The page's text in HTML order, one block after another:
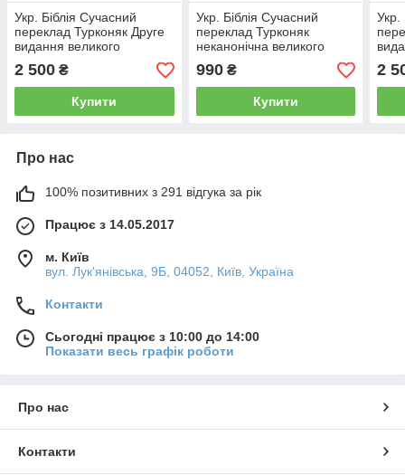
Укр. Біблія Сучасний
переклад Турконяк Друге
видання великого
формату (темно-
фіолетова, шкіра, індекси,
блискавка, золото, 18х25)
2 500 ₴
Купити
Укр. Біблія Сучасний
переклад Турконяк
неканонічна великого
формату (вишнева,
шкірзам, блискавка,
золото, без вказівників,
990₴
Купити
Укр.
2
Про нас
100% позитивних з 291 відгука за рік
Працює з 14.05.2017
м. Київ
вул. Лук'янівська, 9Б, 04052, Київ, Україна
Контакти
Сьогодні працює з 10:00 до 14:00
Показати весь графік роботи
Про нас
Контакти